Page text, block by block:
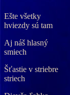
Ešte všetky
hviezdy sú tam
Aj náš hlasný
smiech
Šťastie v striebre
striech